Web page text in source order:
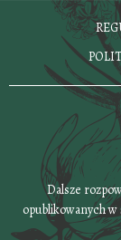
Dalsze
opublikowanych w